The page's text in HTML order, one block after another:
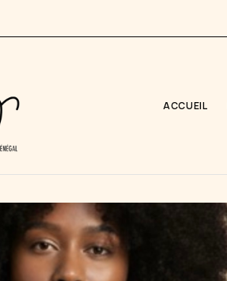
ACCUEIL